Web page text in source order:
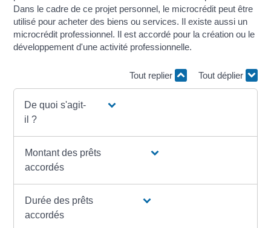
Dans le cadre de ce projet personnel, le microcrédit peut être
utilisé pour acheter des biens ou services. Il existe aussi un
microcrédit professionnel. Il est accordé pour la création ou le
développement d'une activité professionnelle.
Tout replier Tout déplier
De quoi s'agit-
il ?
Montant des prêts
accordés
Durée des prêts
accordés